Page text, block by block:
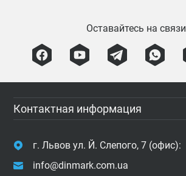
Оставайтесь на связи
Контактная информация
г. Львов ул. Й. Слепого, 7 (офис):
info@dinmark.com.ua